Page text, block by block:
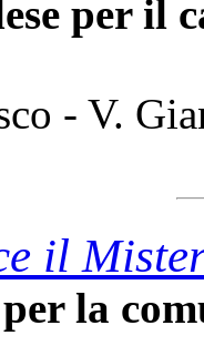
per il
- V.
il
la